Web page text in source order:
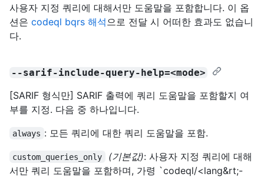
사용자 지정 쿼리에 대해서만 도움말을 포함합니다. 이 옵
션은 codeql bqrs 해석 으로 전달 시 어떠한 효과도 없습니
다.
--sarif-include-query-help=<mode>
[SARIF 형식만] SARIF 출력에 쿼리 도움말을 포함할지 여
부를 지정. 다음 중 하나입니다.
always : 모든 쿼리에 대한 쿼리 도움말을 포함.
custom_queries_only (기본값): 사용자 지정 쿼리에 대해
서만 쿼리 도움말을 포함하며, 가령 `codeql/<lang&rt;-